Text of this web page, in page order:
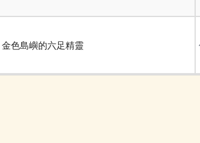
金色島嶼的六足精靈